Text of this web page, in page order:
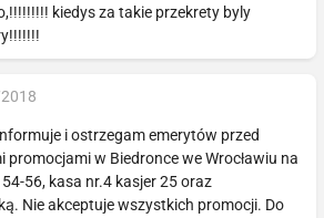
kiedys za takie przekrety byly
i ostrzegam emerytów przed
promocjami w Biedronce we Wrocławiu na
56, kasa nr.4 kasjer 25 oraz
Nie akceptuje wszystkich promocji. Do